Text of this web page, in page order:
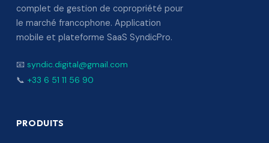
complet de gestion de copropriété pour
le marché francophone. Application
mobile et plateforme SaaS SyndicPro.
📧 syndic.digital@gmail.com
📞 +33 6 51 11 56 90
PRODUITS